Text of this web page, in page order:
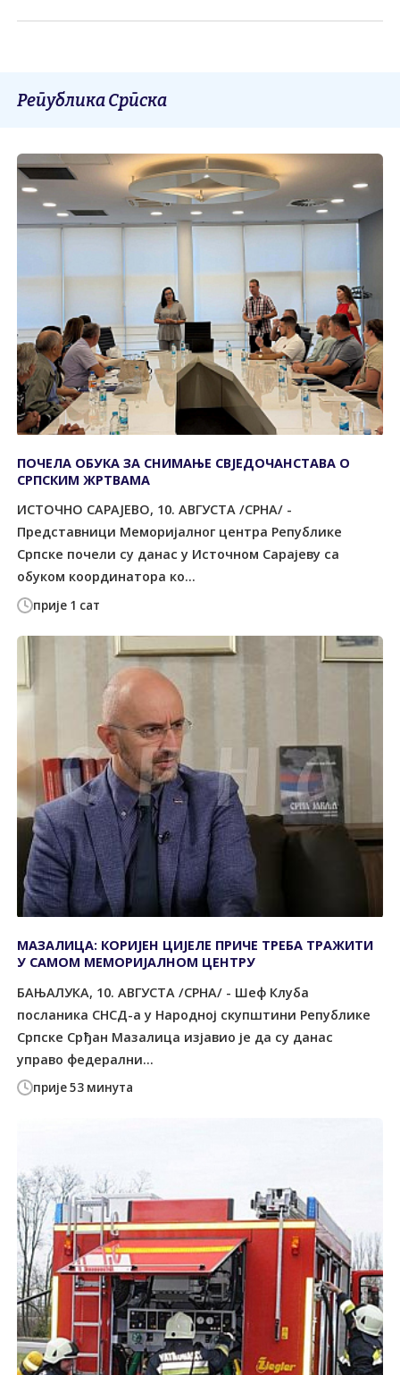
Република Српска
прије 1 сат
ПОЧЕЛА ОБУКА ЗА СНИМАЊЕ СВЈЕДОЧАНСТАВА О
СРПСКИМ ЖРТВАМА
ИСТОЧНО САРАЈЕВО, 10. АВГУСТА /СРНА/ -
Представници Меморијалног центра Републике
Српске почели су данас у Источном Сарајеву са
обуком координатора ко...
прије 53 минута
МАЗАЛИЦА: КОРИЈЕН ЦИЈЕЛЕ ПРИЧЕ ТРЕБА ТРАЖИТИ
У САМОМ МЕМОРИЈАЛНОМ ЦЕНТРУ
БАЊАЛУКА, 10. АВГУСТА /СРНА/ - Шеф Клуба
посланика СНСД-а у Народној скупштини Републике
Српске Срђан Мазалица изјавио је да су данас
управо федерални...